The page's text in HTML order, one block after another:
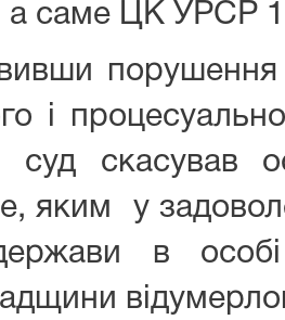
а саме ЦК УРСР
і
суд скасував
яким у
держави в